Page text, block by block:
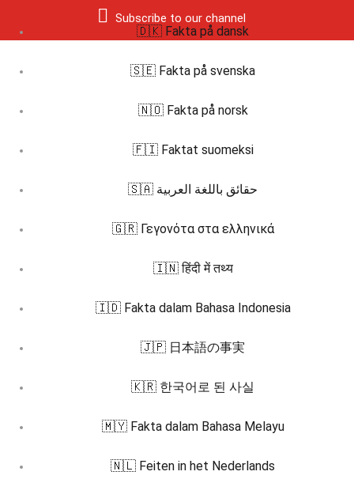
Subscribe to our channel
🇩🇰 Fakta på dansk
🇸🇪 Fakta på svenska
🇳🇴 Fakta på norsk
🇫🇮 Faktat suomeksi
🇸🇦 حقائق باللغة العربية
🇬🇷 Γεγονότα στα ελληνικά
🇮🇳 हिंदी में तथ्य
🇮🇩 Fakta dalam Bahasa Indonesia
🇯🇵 日本語の事実
🇰🇷 한국어로 된 사실
🇲🇾 Fakta dalam Bahasa Melayu
🇳🇱 Feiten in het Nederlands